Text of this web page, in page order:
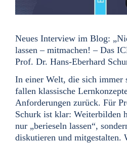
Neues Interview im Blog:
lassen – mitmachen! – Das
Prof. Dr. Hans-Eberhard
In einer Welt, die sich immer
fallen klassische
Anforderungen zurück. Für
Schurk ist klar: Weiterbilden
nur „berieseln lassen“,
diskutieren und mitgestalten.